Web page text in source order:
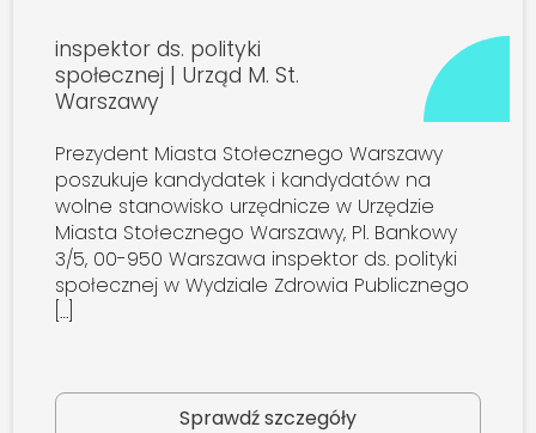
inspektor ds. polityki
społecznej | Urząd M. St.
Warszawy
Prezydent Miasta Stołecznego Warszawy
poszukuje kandydatek i kandydatów na
wolne stanowisko urzędnicze w Urzędzie
Miasta Stołecznego Warszawy, Pl. Bankowy
3/5, 00-950 Warszawa inspektor ds. polityki
społecznej w Wydziale Zdrowia Publicznego
[…]
Sprawdź szczegóły